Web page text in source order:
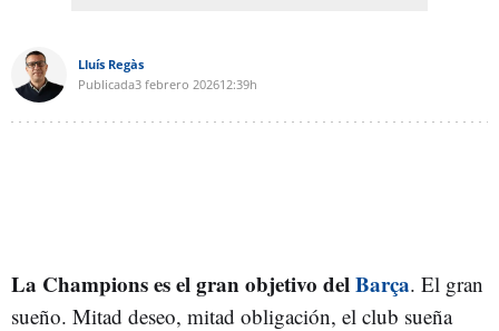
Lluís Regàs
Publicada3 febrero 202612:39h
La Champions es el gran objetivo delBarça. El gran
sueño. Mitad deseo, mitad obligación, el club sueña